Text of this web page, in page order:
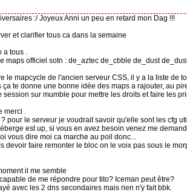
:/ Joyeux Anni un peu en retard mon Dag !!!
et clarifier tous ca dans la semaine
a tous .
maps officiel sotn : de_aztec de_cbble de_dust
le mapcycle de l'ancien serveur CSS, il y a la liste de
te donne une bonne idée des maps a rajouter, au
session sur mumble pour mettre les droits et faire les
merci .
pour le serveur je voudrait savoir qu'elle sont les cfg
est up, si vous en avez besoin venez me
vous dire moi ca marche au poil donc...
devoir faire remonter le bloc on le voix pas sous le
il me semble
de me répondre pour tito? Iceman peut être?
avec les 2 dns secondaires mais rien n'y fait bbk.